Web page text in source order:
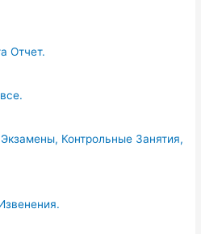
Отчет.
Контрольные Занятия,